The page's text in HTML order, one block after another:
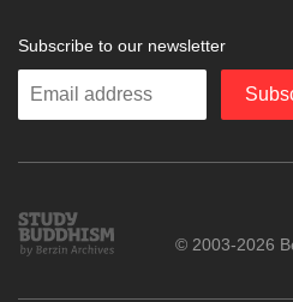
Subscribe to our newsletter
Enter
Study
Buddhism
© 2003-2026